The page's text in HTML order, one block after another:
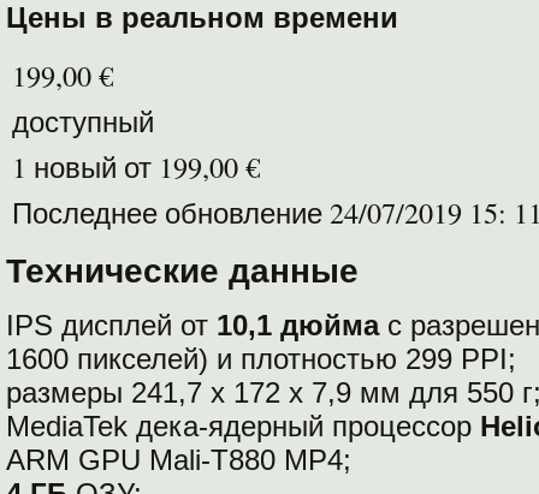
Цены в реальном времени
199,00 €
доступный
1 новый от 199,00 €
Последнее обновление 24/07/2019 15:
Технические данные
IPS дисплей от 10,1 дюймас
1600 пикселей) и плотностью 299 PPI;
размеры 241,7 х 172 х 7,9 мм для 550
MediaTek дека-ядерный процессор
ARM GPU Mali-T880 MP4;